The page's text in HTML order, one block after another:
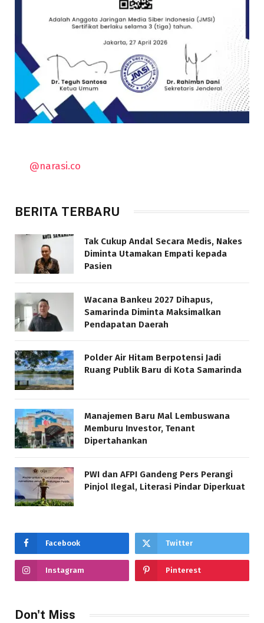
@narasi.co
BERITA TERBARU
Tak Cukup Andal Secara Medis, Nakes
Diminta Utamakan Empati kepada
Pasien
Wacana Bankeu 2027 Dihapus,
Samarinda Diminta Maksimalkan
Pendapatan Daerah
Polder Air Hitam Berpotensi Jadi
Ruang Publik Baru di Kota Samarinda
Manajemen Baru Mal Lembuswana
Memburu Investor, Tenant
Dipertahankan
PWI dan AFPI Gandeng Pers Perangi
Pinjol Ilegal, Literasi Pindar Diperkuat
Facebook Twitter
Instagram Pinterest
Don't Miss